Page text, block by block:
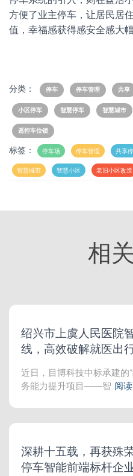
方便了业主停车，让居民居
值，幸福感获得感安全感大幅
分类： 停车 停车管理 共享
小区停车 智慧停车 智慧城市
遥控车位锁
标签： 停车场 停车管理 共享
智慧城市 智慧小区 老旧小区改造
相
绍兴市上虞人民医院
线，高效破解就医出
近日，目博科技中标承建的
务能力提升项目——智 阅
深耕十五载，再获殊
停车智能前端标杆企